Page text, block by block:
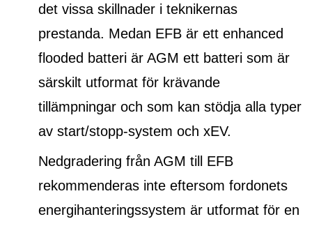
det vissa skillnader i teknikernas
prestanda. Medan EFB är ett enhanced
flooded batteri är AGM ett batteri som är
särskilt utformat för krävande
tillämpningar och som kan stödja alla typer
av start/stopp-system och xEV.
Nedgradering från AGM till EFB
rekommenderas inte eftersom fordonets
energihanteringssystem är utformat för en